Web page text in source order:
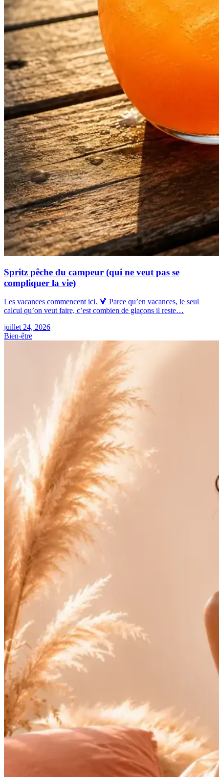
Spritz pêche du campeur (qui ne veut pas se
compliquer la vie)
Les vacances commencent ici. 🍹 Parce qu’en vacances, le seul
calcul qu’on veut faire, c’est combien de glaçons il reste…
juillet 24, 2026
Bien-être